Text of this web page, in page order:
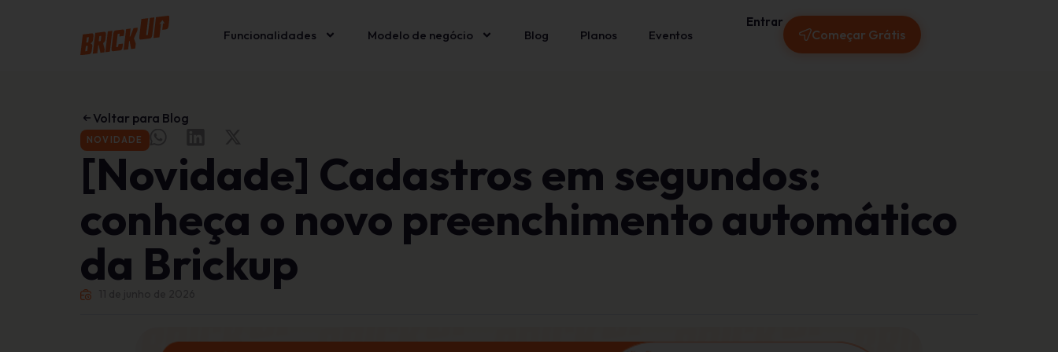
Funcionalidades Modelo de negócio Blog Planos Eventos
Entrar
Começar Grátis
Voltar para Blog
NOVIDADE
[Novidade] Cadastros em segundos:
conheça o novo preenchimento automático
da Brickup